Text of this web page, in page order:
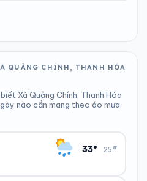
QUẢNG CHÍNH, THANH HÓA
Xã Quảng Chính, Thanh Hóa
nào cần mang theo áo mưa,
33° 25°
▾